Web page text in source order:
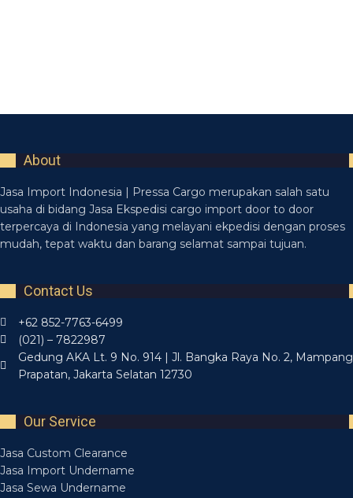
Et vestibulum quis a suspendisse
About
Jasa Import Indonesia | Pressa Cargo merupakan salah satu
usaha di bidang Jasa Ekspedisi cargo import door to door
terpercaya di Indonesia yang melayani ekpedisi dengan proses
mudah, tepat waktu dan barang selamat sampai tujuan.
Contact Us
+62 852-7763-6499
(021) – 7822987
Gedung AKA Lt. 9 No. 914 | Jl. Bangka Raya No. 2, Mampang
Prapatan, Jakarta Selatan 12730
Our Service
Jasa Custom Clearance
Jasa Import Undername
Jasa Sewa Undername